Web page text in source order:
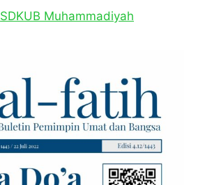
SDKUB Muhammadiyah